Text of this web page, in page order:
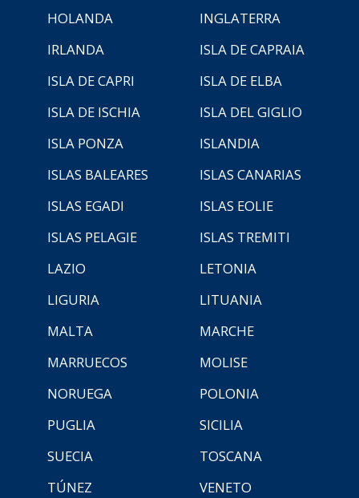
HOLANDA
INGLATERRA
IRLANDA
ISLA DE CAPRAIA
ISLA DE CAPRI
ISLA DE ELBA
ISLA DE ISCHIA
ISLA DEL GIGLIO
ISLA PONZA
ISLANDIA
ISLAS BALEARES
ISLAS CANARIAS
ISLAS EGADI
ISLAS EOLIE
ISLAS PELAGIE
ISLAS TREMITI
LAZIO
LETONIA
LIGURIA
LITUANIA
MALTA
MARCHE
MARRUECOS
MOLISE
NORUEGA
POLONIA
PUGLIA
SICILIA
SUECIA
TOSCANA
TÚNEZ
VENETO